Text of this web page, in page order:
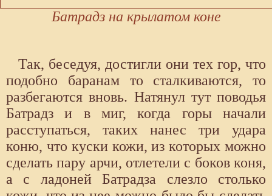
Батрадз на крылатом коне
Так, беседуя, достигли они тех гор, что
подобно баранам то сталкиваются, то
разбегаются вновь. Натянул тут поводья
Батрадз и в миг, когда горы начали
расступаться, таких нанес три удара
коню, что куски кожи, из которых можно
сделать пару арчи, отлетели с боков коня,
а с ладоней Батрадза слезло столько